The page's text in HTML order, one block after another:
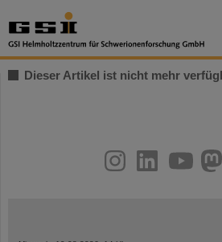
Dieser Artikel ist nicht mehr
youtubehelmholtz.socialfacebook